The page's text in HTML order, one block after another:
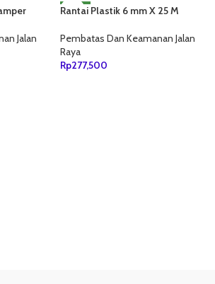
Jalan
NEW
Rantai Plastik 6 mm X 25 M
Pembatas Dan Keamanan Jalan
Raya
Rp277,500